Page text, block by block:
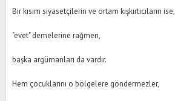
Bir kısım siyasetçilerin ve ortam kışkırtıcıların ise,
"evet" demelerine rağmen,
başka argümanları da vardır.
Hem çocuklarını o bölgelere göndermezler,